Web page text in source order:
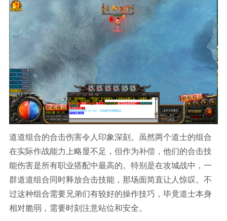
道道组合的合击伤害令人印象深刻。虽然两个道士的组合
在实际作战能力上略显不足，但作为补偿，他们的合击技
能伤害是所有职业搭配中最高的。特别是在攻城战中，一
群道道组合同时释放合击技能，那场面简直让人惊叹。不
过这种组合需要兄弟们有较好的操作技巧，毕竟道士本身
相对脆弱，需要时刻注意站位和安全。